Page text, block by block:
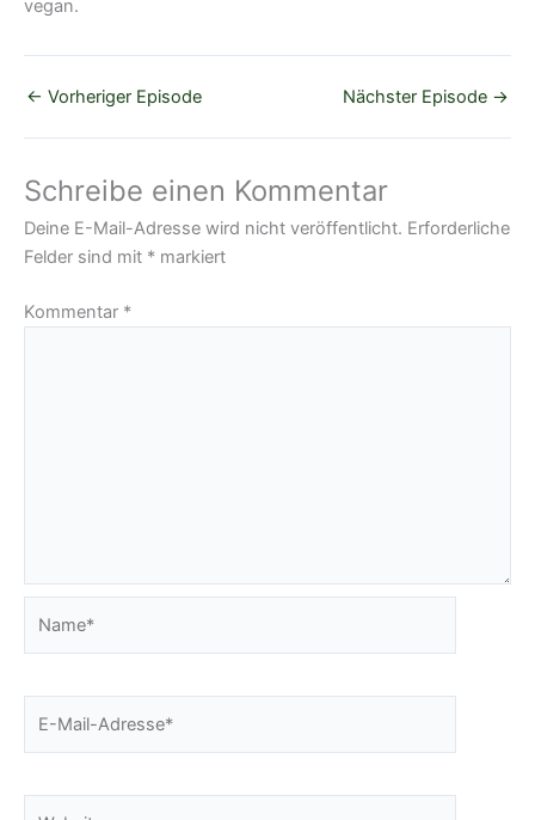
vegan.
← Vorheriger Episode Nächster Episode →
Schreibe einen Kommentar
Deine E-Mail-Adresse wird nicht veröffentlicht. Erforderliche
Felder sind mit * markiert
Kommentar *
Mail-